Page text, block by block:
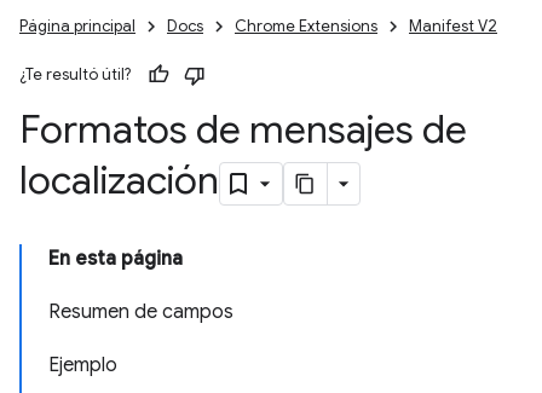
Página principal Docs Chrome Extensions Manifest V2
¿Te resultó útil?
Formatos de mensajes de
localización
En esta página
Resumen de campos
Ejemplo